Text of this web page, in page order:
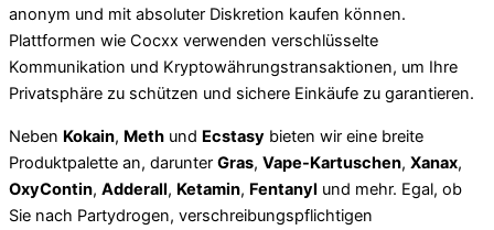
anonym und mit absoluter Diskretion kaufen können.
Plattformen wie Cocxx verwenden verschlüsselte
Kommunikation und Kryptowährungstransaktionen, um Ihre
Privatsphäre zu schützen und sichere Einkäufe zu garantieren.
Neben Kokain, Meth und Ecstasy bieten wir eine breite
Produktpalette an, darunter Gras, Vape-Kartuschen, Xanax,
OxyContin, Adderall, Ketamin, Fentanyl und mehr. Egal, ob
Sie nach Partydrogen, verschreibungspflichtigen